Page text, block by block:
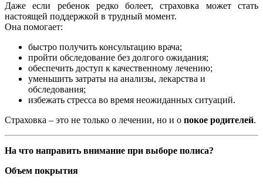
Даже если ребенок редко болеет, страховка может стать
настоящей поддержкой в ​​трудный момент.
Она помогает:
быстро получить консультацию врача;
пройти обследование без долгого ожидания;
обеспечить доступ к качественному лечению;
уменьшить затраты на анализы, лекарства и
обследования;
избежать стресса во время неожиданных ситуаций.
Страховка – это не только о лечении, но и о покое родителей.
На что направить внимание при выборе полиса?
Объем покрытия